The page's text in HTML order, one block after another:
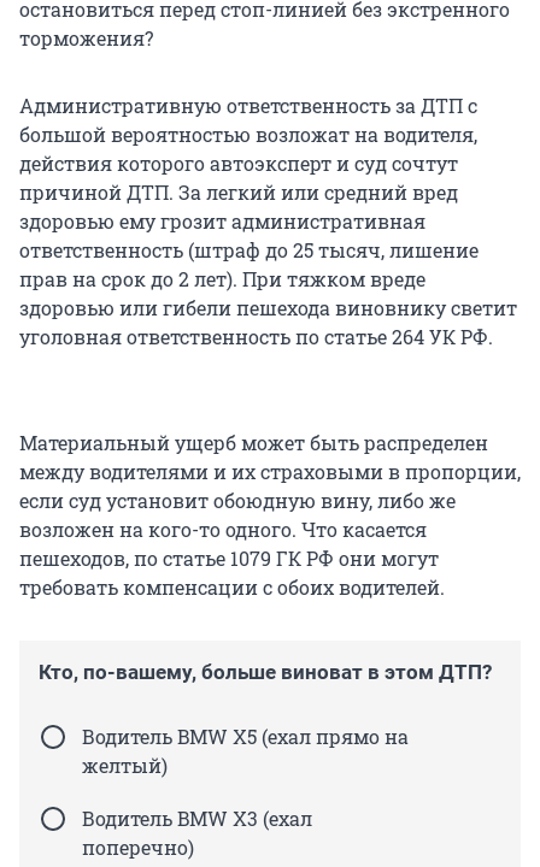
остановиться перед стоп-линией без экстренного
торможения?
Административную ответственность за ДТП с
большой вероятностью возложат на водителя,
действия которого автоэксперт и суд сочтут
причиной ДТП. За легкий или средний вред
здоровью ему грозит административная
ответственность (штраф до 25 тысяч, лишение
прав на срок до 2 лет). При тяжком вреде
здоровью или гибели пешехода виновнику светит
уголовная ответственность по статье 264 УК РФ.
Материальный ущерб может быть распределен
между водителями и их страховыми в пропорции,
если суд установит обоюдную вину, либо же
возложен на кого-то одного. Что касается
пешеходов, по статье 1079 ГК РФ они могут
требовать компенсации с обоих водителей.
Кто, по-вашему, больше виноват в этом ДТП?
Водитель BMW X5 (ехал прямо на
желтый)
Водитель BMW X3 (ехал
поперечно)